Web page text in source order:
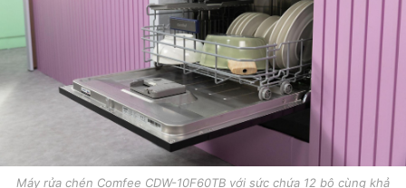
Máy rửa chén Comfee CDW-10F60TB với sức chứa 12 bộ cùng khả